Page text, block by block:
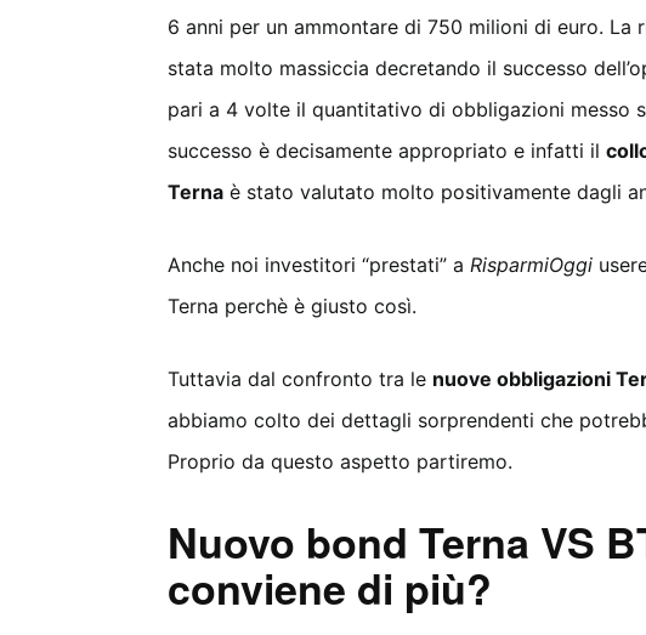
6 anni per un ammontare di 750 milioni di euro.
stata molto massiccia decretando il successo
pari a 4 volte il quantitativo di obbligazioni messo
successo è decisamente appropriato e infatti il
Terna è stato valutato molto positivamente dagli
Anche noi investitori “prestati” a RisparmiOggi
Terna perchè è giusto così.
Tuttavia dal confronto tra le nuove obbligazioni
abbiamo colto dei dettagli sorprendenti che
Proprio da questo aspetto partiremo.
Nuovo bond Terna VS
conviene di più?